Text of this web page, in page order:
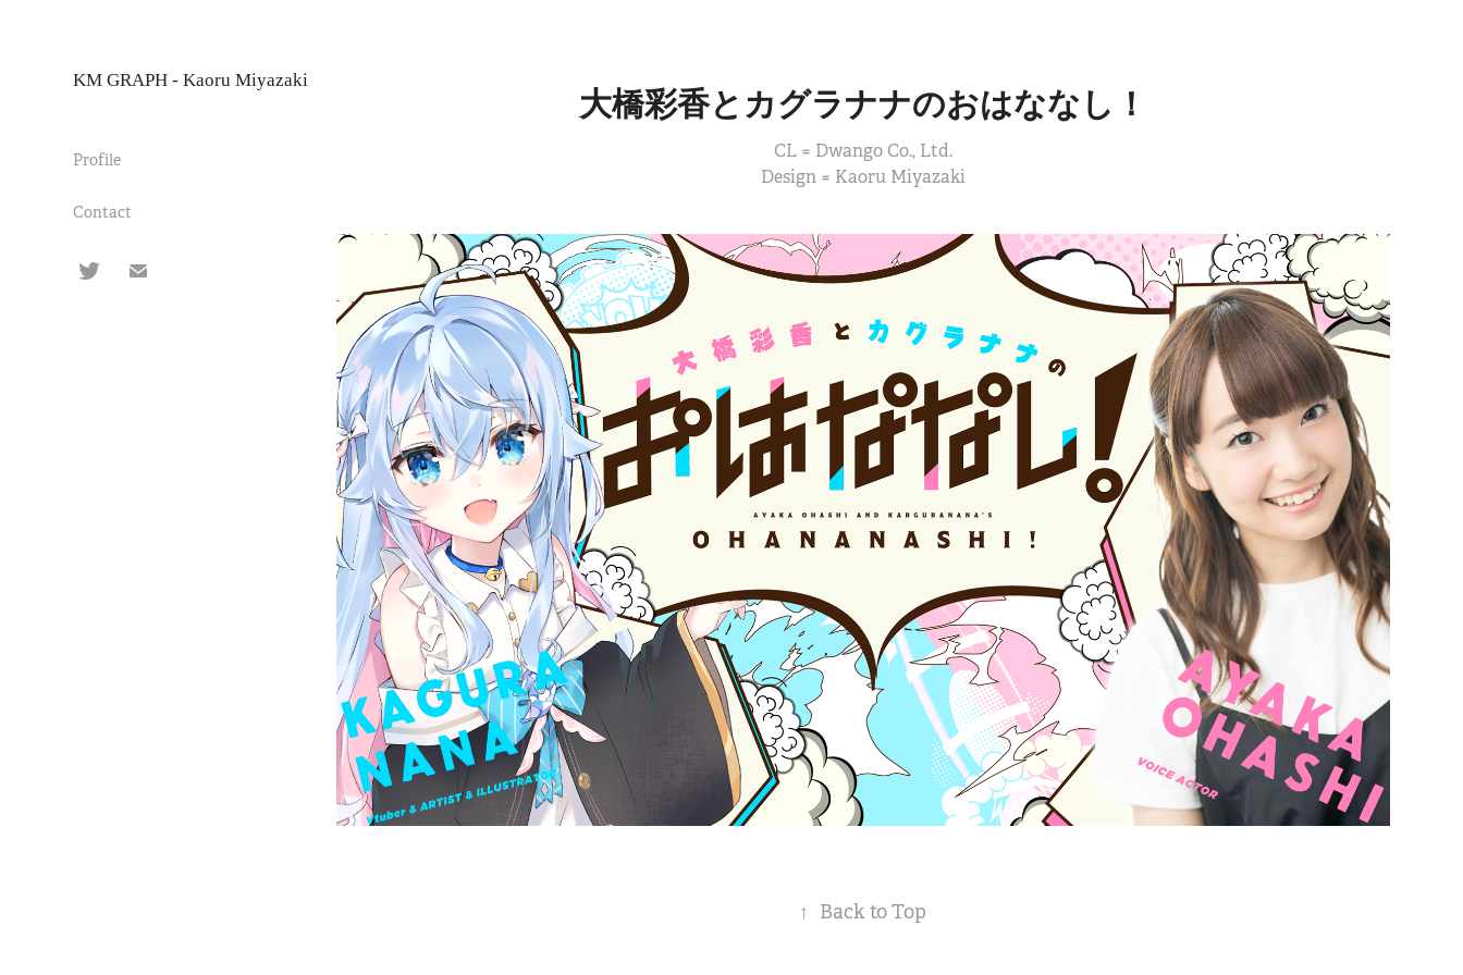
KM GRAPH - Kaoru Miyazaki
Profile
Contact
大橋彩香とカグラナナのおはななし！
CL = Dwango Co., Ltd.
Design = Kaoru Miyazaki
↑ Back to Top